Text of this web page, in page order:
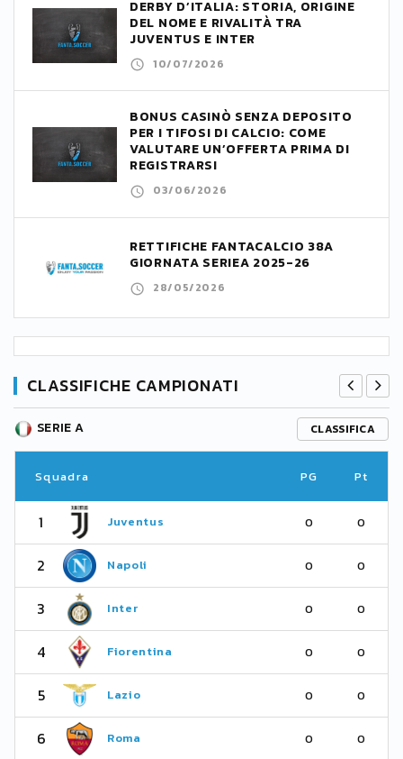
DERBY D’ITALIA: STORIA, ORIGINE
DEL NOME E RIVALITÀ TRA
JUVENTUS E INTER
10/07/2026
BONUS CASINÒ SENZA DEPOSITO
PER I TIFOSI DI CALCIO: COME
VALUTARE UN’OFFERTA PRIMA DI
REGISTRARSI
03/06/2026
RETTIFICHE FANTACALCIO 38A
GIORNATA SERIEA 2025-26
28/05/2026
CLASSIFICHE CAMPIONATI
SERIE A CLASSIFICA
Squadra PG Pt
1 Juventus 0 0
2 Napoli 0 0
3 Inter 0 0
4 Fiorentina 0 0
5 Lazio 0 0
6 Roma 0 0